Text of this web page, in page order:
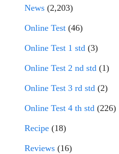
News (2,203)
Online Test (46)
Online Test 1 std (3)
Online Test 2 nd std (1)
Online Test 3 rd std (2)
Online Test 4 th std (226)
Recipe (18)
Reviews (16)